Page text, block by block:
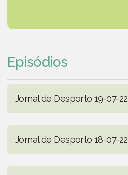
Episódios
Jornal de Desporto 19-07-22
Jornal de Desporto 18-07-22